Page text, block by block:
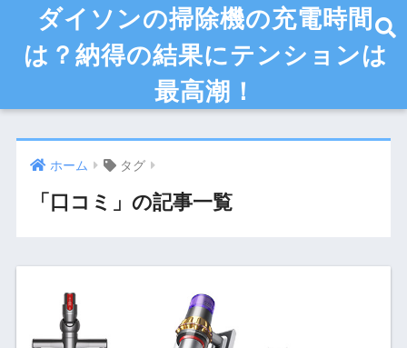
ダイソンの掃除機の充電時間
は？納得の結果にテンションは
最高潮！
ホーム タグ
「口コミ」の記事一覧